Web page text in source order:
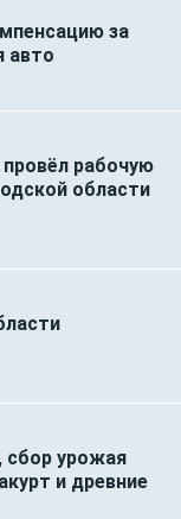
за
авто
рабочую
области
сбор урожая
и древние